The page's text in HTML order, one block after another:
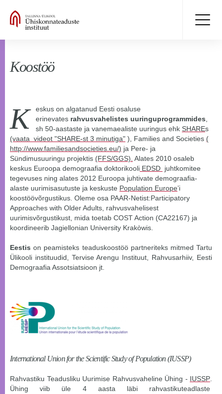
Koostöö
K
eskus on algatanud Eesti osaluse
erinevates rahvusvahelistes uuringuprogrammides
sh 50-aastaste ja vanemaealiste uuringus ehk SHAREs
(vaata videot "SHARE-st 3 minutiga" ), Families and Societies (
http://www.familiesandsocieties.eu/) ja Pere- ja
Sündimusuuringu projektis (FFS/GGS). Alates 2010 osaleb
keskus Euroopa demograafia doktorikooli EDSD juhtkomitee
tegevuses ning alates 2012 Euroopa juhtivate demograafia-
alaste uurimisasutuste ja keskuste Population Europe’i
koostöövõrgustikus. Oleme osa PAAR-Netist:Participatory
Approaches with Older Adults, rahvusvahelisest
uurimisvõrgustikust, mida toetab COST Action (CA22167) ja
koordineerib Jagiellonian University Krakòwis.
Eestis on peamisteks teaduskoostöö partneriteks mitmed Tartu
Ülikooli instituudid, Tervise Arengu Instituut, Rahvusarhiiv, Eesti
Demograafia Assotsiatsioon jt.
International Union for the Scientific Study of Population (IUSSP)
Rahvastiku Teadusliku Uurimise Rahvusvaheline Ühing - IUSSP
Ühing viib üle 4 aasta läbi rahvastikuteadlaste